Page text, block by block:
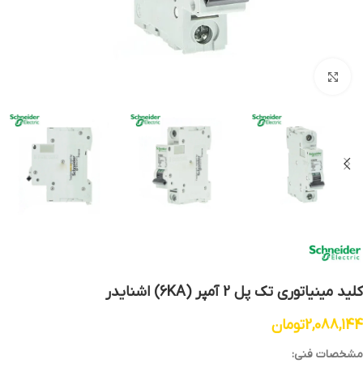
کلید مینیاتوری تک پل 2 آمپر (6KA) اشنایدر
2,088,144تومان
مشخصات فنی: